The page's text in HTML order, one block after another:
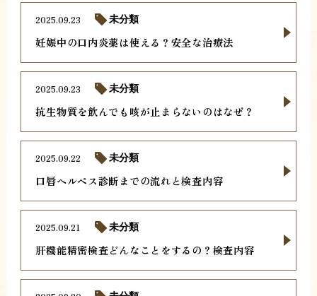
妊娠中の口内炎薬は使える？安全な治療法
2025.09.23 未分類
抗生物質を飲んでも咳が止まらないのはなぜ？
2025.09.23 未分類
口唇ヘルペス診断までの流れと検査内容
2025.09.22 未分類
肝機能精密検査どんなことをするの？検査内容
2025.09.21 未分類